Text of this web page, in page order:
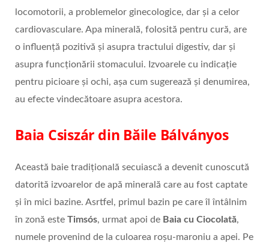
locomotorii, a problemelor ginecologice, dar şi a celor
cardiovasculare. Apa minerală, folosită pentru cură, are
o influență pozitivă și asupra tractului digestiv, dar și
asupra funcționării stomacului. Izvoarele cu indicație
pentru picioare și ochi, așa cum sugerează și denumirea,
au efecte vindecătoare asupra acestora.
Baia Csiszár din Băile Bálványos
Această baie tradițională secuiască a devenit cunoscută
datorită izvoarelor de apă minerală care au fost captate
și în mici bazine. Asrtfel, primul bazin pe care îl întâlnim
în zonă este Timsós, urmat apoi de Baia cu Ciocolată,
numele provenind de la culoarea roşu-maroniu a apei. Pe